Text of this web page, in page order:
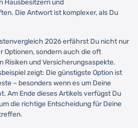
Hausbesitzern und
Die Antwort ist komplexer, als Du
2026 erfährst Du nicht nur
Optionen, sondern auch die oft
Risiken und Versicherungsaspekte.
zeigt: Die günstigste Option ist
– besonders wenn es um Deine
Am Ende dieses Artikels verfügst Du
die richtige Entscheidung für Deine